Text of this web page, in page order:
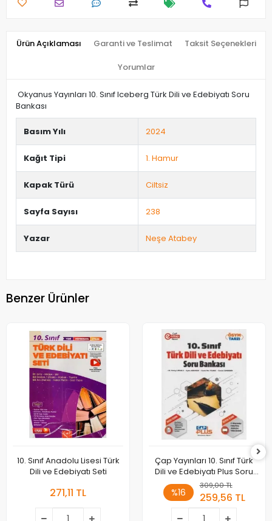
Ürün Açıklaması Garanti ve Teslimat Taksit Seçenekleri
Yorumlar
Okyanus Yayınları 10. Sınıf Iceberg Türk Dili ve Edebiyatı Soru
Bankası
Basım Yılı 2024
Kağıt Tipi 1. Hamur
Kapak Türü Ciltsiz
Sayfa Sayısı 238
Yazar Neşe Atabey
Benzer Ürünler
10. Sınıf Anadolu Lisesi Türk
Dili ve Edebiyatı Seti
271,11 TL
Çap Yayınları 10. Sınıf Türk
Dili ve Edebiyatı Plus Soru
Bankası
%16
309,00 TL
259,56 TL